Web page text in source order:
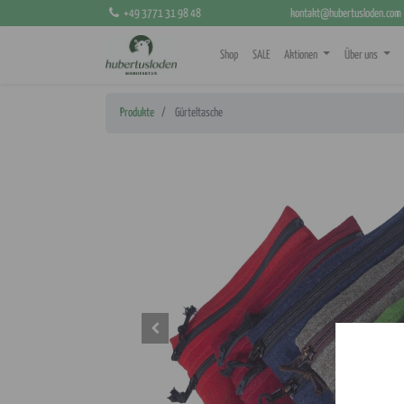
+49 3771 31 98 48 kontakt@hubertusloden.com
Shop SALE Aktionen Über uns
Produkte Gürteltasche